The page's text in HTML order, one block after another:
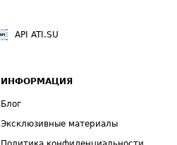
API ATI.SU
ИНФОРМАЦИЯ
Блог
Эксклюзивные материалы